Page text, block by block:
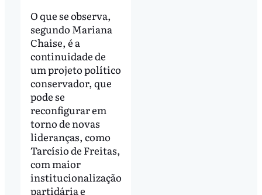
O que se observa,
segundo Mariana
Chaise, é a
continuidade de
um projeto político
conservador, que
pode se
reconfigurar em
torno de novas
lideranças, como
Tarcísio de Freitas,
com maior
institucionalização
partidária e